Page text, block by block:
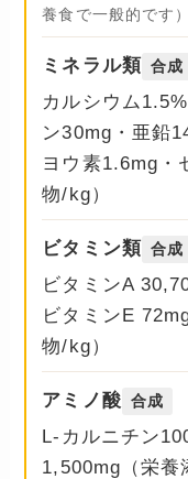
養食で一般的です）
ミネラル類 合成
カルシウム
ン30mg・亜鉛
ヨウ素1.6mg・
物/kg）
ビタミン類 合成
ビタミンA
ビタミンE
物/kg）
アミノ酸 合成
L-カルニチン
1,500mg（栄養